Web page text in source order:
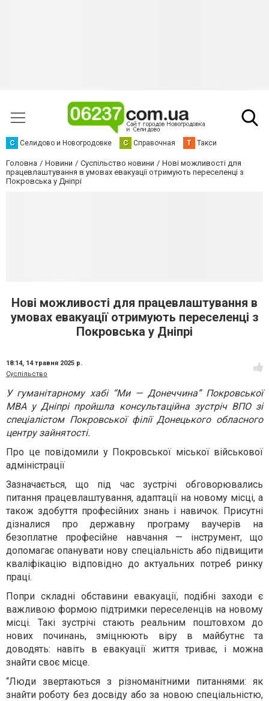
С Селидово и Новогродовке С Справочная Т Такси
Головна Новини Суспільство новини
Нові можливості для
працевлаштування в умовах евакуації отримують переселенці з
Покровська у Дніпрі
Нові можливості для працевлаштування в
умовах евакуації отримують переселенці з
Покровська у Дніпрі
18:14, 14 травня 2025 р.
Суспільство
У гуманітарному хабі “Ми — Донеччина” Покровської
МВА у Дніпрі пройшла консультаційна зустріч ВПО зі
спеціалістом Покровської філії Донецького обласного
центру зайнятості.
Про це повідомили у Покровської міської військової
адміністрації
Зазначається, що під час зустрічі обговорювались
питання працевлаштування, адаптації на новому місці, а
також здобуття професійних знань і навичок. Присутні
дізналися про державну програму ваучерів на
безоплатне професійне навчання — інструмент, що
допомагає опанувати нову спеціальність або підвищити
кваліфікацію відповідно до актуальних потреб ринку
праці.
Попри складні обставини евакуації, подібні заходи є
важливою формою підтримки переселенців на новому
місці. Такі зустрічі стають реальним поштовхом до
нових починань, зміцнюють віру в майбутнє та
доводять: навіть в евакуації життя триває, і можна
знайти своє місце.
“Люди звертаються з різноманітними питаннями: як
знайти роботу без досвіду або за новою спеціальністю,